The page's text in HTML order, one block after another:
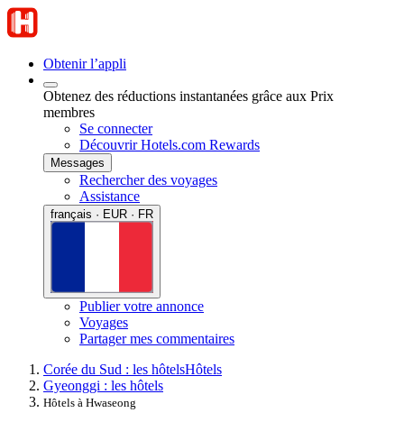
Obtenir l’appli
Obtenez des réductions instantanées grâce aux Prix
membres
Se connecter
Découvrir Hotels.com Rewards
Messages
Rechercher des voyages
Assistance
français · EUR · FR
Publier votre annonce
Voyages
Partager mes commentaires
Corée du Sud : les hôtelsHôtels
Gyeonggi : les hôtels
Hôtels à Hwaseong